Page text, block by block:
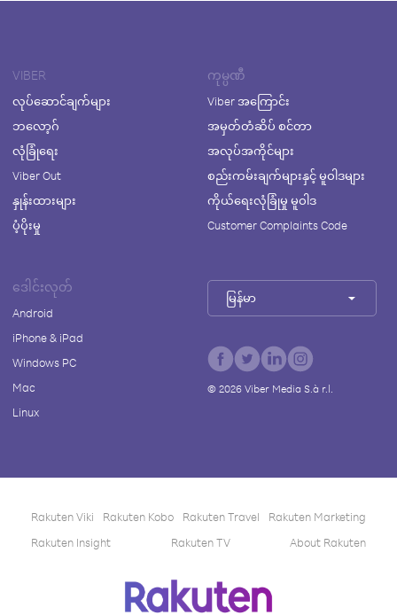
VIBER
လုပ်ဆောင်ချက်များ
ဘလော့ဂ်
လုံခြုံရေး
Viber Out
နှုန်းထားများ
ပံ့ပိုးမှု
ကုမ္ပဏီ
Viber အကြောင်း
အမှတ်တံဆိပ် စင်တာ
အလုပ်အကိုင်များ
စည်းကမ်းချက်များနှင့် မူဝါဒများ
ကိုယ်ရေးလုံခြုံမှု မူဝါဒ
Customer Complaints Code
ဒေါင်းလုတ်
Android
iPhone & iPad
Windows PC
Mac
Linux
မြန်မာ
© 2026Viber Media S.à r.l.
Rakuten Viki Rakuten Kobo Rakuten Travel
Rakuten Marketing
Rakuten Insight
Rakuten TV About Rakuten